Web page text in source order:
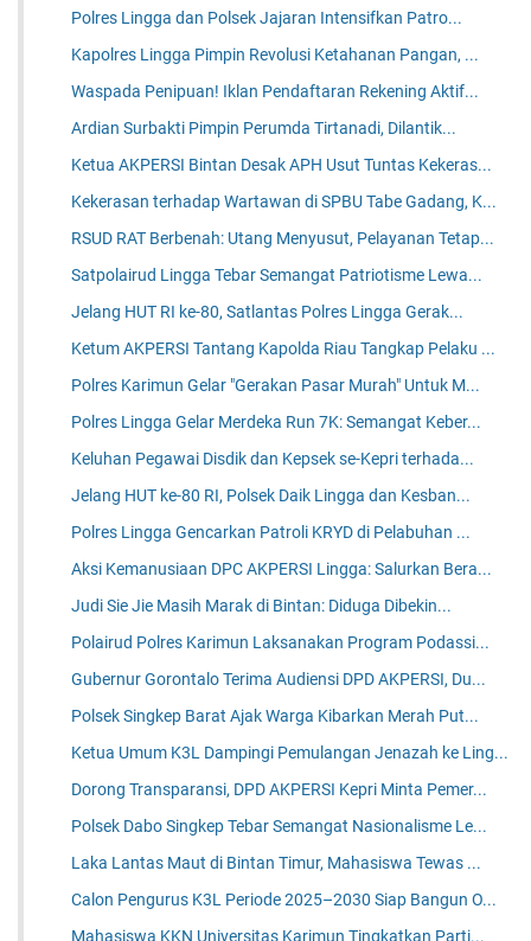
Polres Lingga dan Polsek Jajaran Intensifkan Patro...
Kapolres Lingga Pimpin Revolusi Ketahanan Pangan, ...
Waspada Penipuan! Iklan Pendaftaran Rekening Aktif...
Ardian Surbakti Pimpin Perumda Tirtanadi, Dilantik...
Ketua AKPERSI Bintan Desak APH Usut Tuntas Kekeras...
Kekerasan terhadap Wartawan di SPBU Tabe Gadang, K...
RSUD RAT Berbenah: Utang Menyusut, Pelayanan Tetap...
Satpolairud Lingga Tebar Semangat Patriotisme Lewa...
Jelang HUT RI ke-80, Satlantas Polres Lingga Gerak...
Ketum AKPERSI Tantang Kapolda Riau Tangkap Pelaku ...
Polres Karimun Gelar "Gerakan Pasar Murah" Untuk M...
Polres Lingga Gelar Merdeka Run 7K: Semangat Keber...
Keluhan Pegawai Disdik dan Kepsek se-Kepri terhada...
Jelang HUT ke-80 RI, Polsek Daik Lingga dan Kesban...
Polres Lingga Gencarkan Patroli KRYD di Pelabuhan ...
Aksi Kemanusiaan DPC AKPERSI Lingga: Salurkan Bera...
Judi Sie Jie Masih Marak di Bintan: Diduga Dibekin...
Polairud Polres Karimun Laksanakan Program Podassi...
Gubernur Gorontalo Terima Audiensi DPD AKPERSI, Du...
Polsek Singkep Barat Ajak Warga Kibarkan Merah Put...
Ketua Umum K3L Dampingi Pemulangan Jenazah ke Ling...
Dorong Transparansi, DPD AKPERSI Kepri Minta Pemer...
Polsek Dabo Singkep Tebar Semangat Nasionalisme Le...
Laka Lantas Maut di Bintan Timur, Mahasiswa Tewas ...
Calon Pengurus K3L Periode 2025–2030 Siap Bangun O...
Mahasiswa KKN Universitas Karimun Tingkatkan Parti...